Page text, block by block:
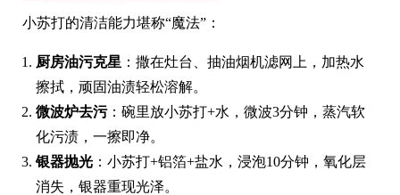
小苏打的清洁能力堪称“魔法”：
厨房油污克星 ：撒在灶台、抽油烟机滤网上，加热水
擦拭，顽固油渍轻松溶解。
微波炉去污：碗里放小苏打+水，微波3分钟，蒸汽软
化污渍，一擦即净。
银器抛光 ：小苏打+铝箔+盐水，浸泡10分钟，氧化层
消失，银器重现光泽。